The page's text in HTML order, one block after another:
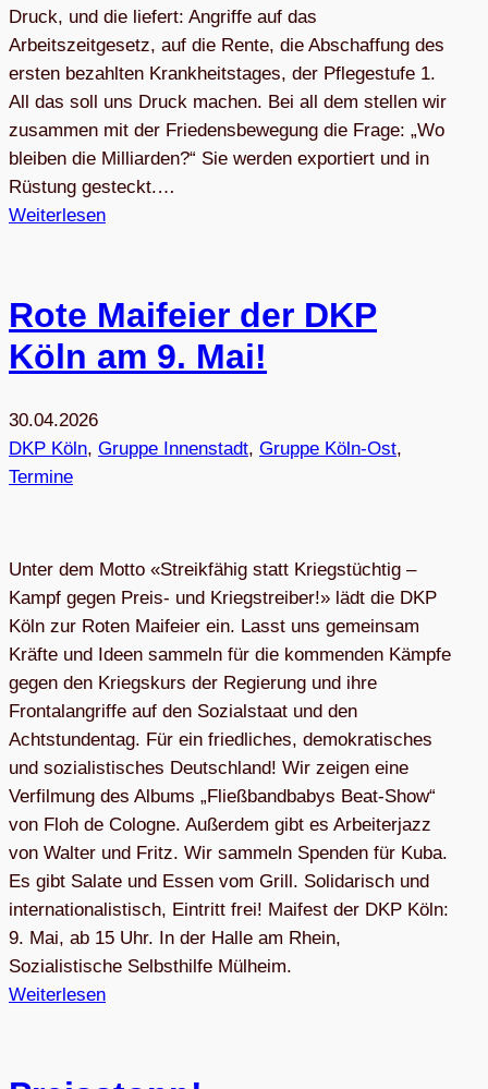
Druck, und die liefert: Angriffe auf das
Arbeitszeitgesetz, auf die Rente, die Abschaffung des
ersten bezahlten Krankheitstages, der Pflegestufe 1.
All das soll uns Druck machen. Bei all dem stellen wir
zusammen mit der Friedensbewegung die Frage: „Wo
bleiben die Milliarden?“ Sie werden exportiert und in
Rüstung gesteckt.…
Weiterlesen
Rote Mai­feier der DKP
Köln am 9. Mai!
30.04.2026
DKP Köln, Gruppe Innenstadt, Gruppe Köln-Ost
Termine
Unter dem Motto «Streikfähig statt Kriegstüchtig –
Kampf gegen Preis- und Kriegstreiber!» lädt die DKP
Köln zur Roten Maifeier ein. Lasst uns gemeinsam
Kräfte und Ideen sammeln für die kommenden Kämpfe
gegen den Kriegskurs der Regierung und ihre
Frontalangriffe auf den Sozialstaat und den
Achtstundentag. Für ein friedliches, demokratisches
und sozialistisches Deutschland! Wir zeigen eine
Verfilmung des Albums „Fließbandbabys Beat-Show“
von Floh de Cologne. Außerdem gibt es Arbeiterjazz
von Walter und Fritz. Wir sammeln Spenden für Kuba.
Es gibt Salate und Essen vom Grill. Solidarisch und
internationalistisch, Eintritt frei! Maifest der DKP Köln:
9. Mai, ab 15 Uhr. In der Halle am Rhein,
Sozialistische Selbsthilfe Mülheim.
Weiterlesen